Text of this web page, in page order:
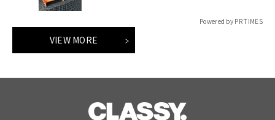
Powered by PR TIMES
VIEW MORE